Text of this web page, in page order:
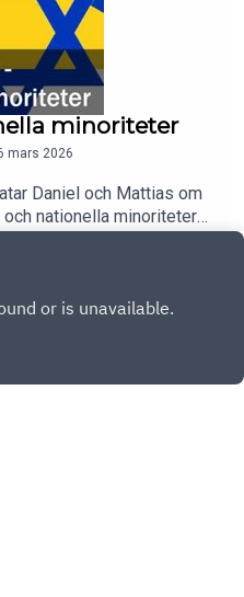
minoriteter
mars 2026
Daniel och Mattias om
nationella minoriteter i